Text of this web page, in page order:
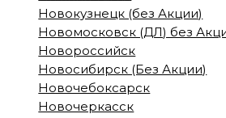
Новокузнецк (без Акции)
Новомосковск (ДЛ) без
Новороссийск
Новосибирск (Без Акции)
Новочебоксарск
Новочеркасск